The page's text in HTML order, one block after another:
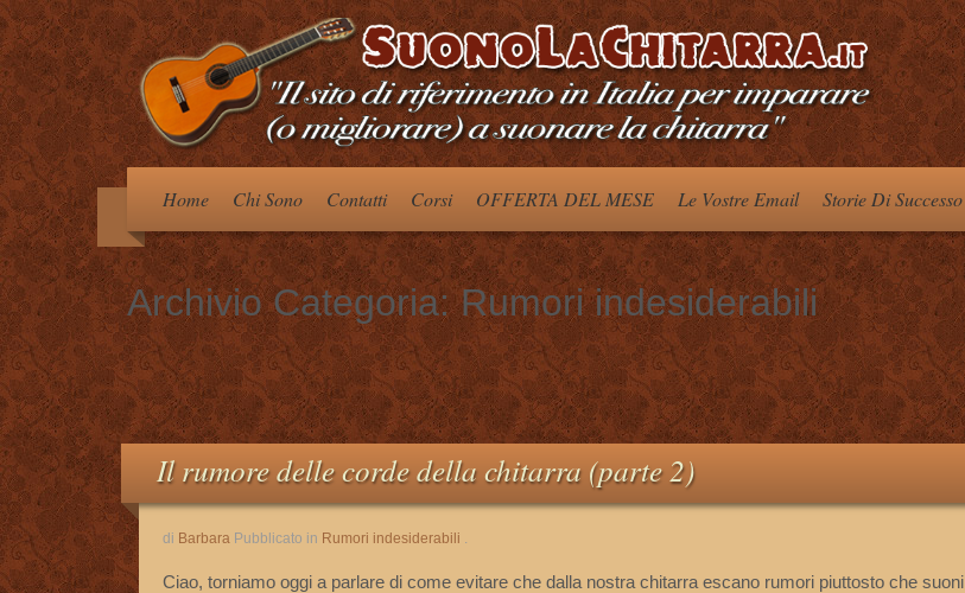
Home Chi Sono Contatti Corsi OFFERTA DEL MESE Le Vostre Email Storie Di Successo
Archivio Categoria:Rumori indesiderabili
Il rumore delle corde della chitarra (parte 2)
di Barbara Pubblicato in Rumori indesiderabili .
Ciao, torniamo oggi a parlare di come evitare che dalla nostra chitarra escano rumori piuttosto che suoni